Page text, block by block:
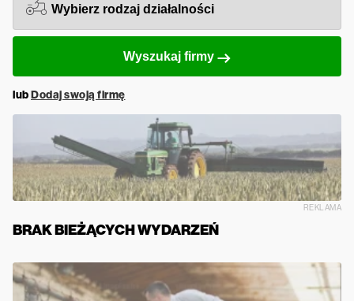
Wyszukaj firmy
lubDodaj swoją firmę
REKLAMA
BRAK BIEŻĄCYCH WYDARZEŃ